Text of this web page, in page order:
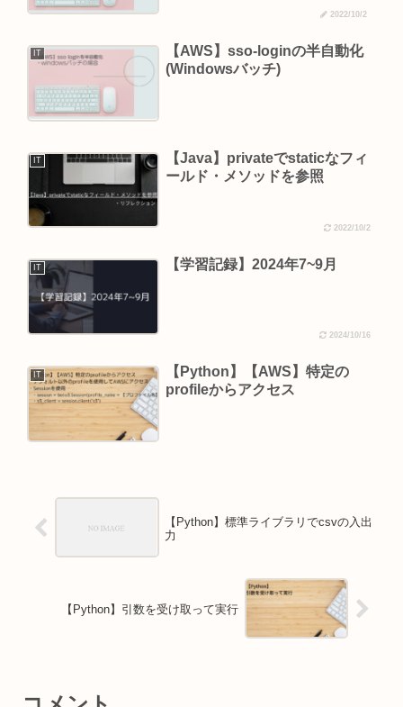
2022/10/2
IT
【AWS】sso-loginの半自動化
(Windowsバッチ)
IT
【Java】privateでstaticなフィ
ールド・メソッドを参照
2022/10/2
IT 【学習記録】2024年7~9月
2024/10/16
IT
【Python】【AWS】特定の
profileからアクセス
【Python】標準ライブラリでcsvの入出
力
【Python】引数を受け取って実行